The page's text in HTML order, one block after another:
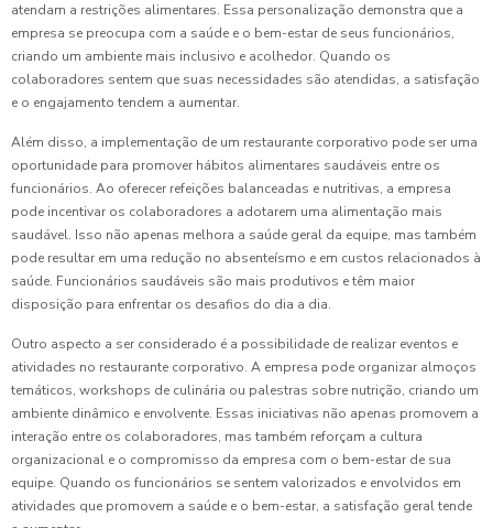
atendam a restrições alimentares. Essa personalização demonstra que a
empresa se preocupa com a saúde e o bem-estar de seus funcionários,
criando um ambiente mais inclusivo e acolhedor. Quando os
colaboradores sentem que suas necessidades são atendidas, a satisfação
e o engajamento tendem a aumentar.
Além disso, a implementação de um restaurante corporativo pode ser uma
oportunidade para promover hábitos alimentares saudáveis entre os
funcionários. Ao oferecer refeições balanceadas e nutritivas, a empresa
pode incentivar os colaboradores a adotarem uma alimentação mais
saudável. Isso não apenas melhora a saúde geral da equipe, mas também
pode resultar em uma redução no absenteísmo e em custos relacionados à
saúde. Funcionários saudáveis são mais produtivos e têm maior
disposição para enfrentar os desafios do dia a dia.
Outro aspecto a ser considerado é a possibilidade de realizar eventos e
atividades no restaurante corporativo. A empresa pode organizar almoços
temáticos, workshops de culinária ou palestras sobre nutrição, criando um
ambiente dinâmico e envolvente. Essas iniciativas não apenas promovem a
interação entre os colaboradores, mas também reforçam a cultura
organizacional e o compromisso da empresa com o bem-estar de sua
equipe. Quando os funcionários se sentem valorizados e envolvidos em
atividades que promovem a saúde e o bem-estar, a satisfação geral tende